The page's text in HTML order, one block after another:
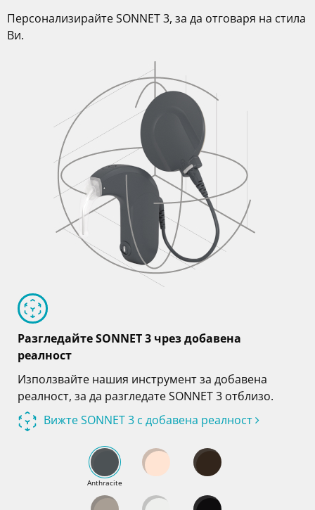
Персонализирайте SONNET 3, за да отговаря на стила
Ви.
Разгледайте SONNET 3 чрез добавена
реалност
Използвайте нашия инструмент за добавена
реалност, за да разгледате SONNET 3 отблизо.
Вижте SONNET 3 с добавена реалност
Anthracite